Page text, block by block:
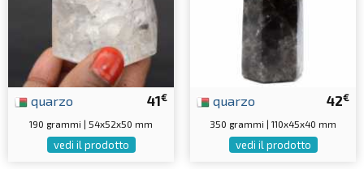
41€
quarzo
190 grammi | 54x52x50 mm
vedi il prodotto
42€
quarzo
350 grammi | 110x45x40 mm
vedi il prodotto